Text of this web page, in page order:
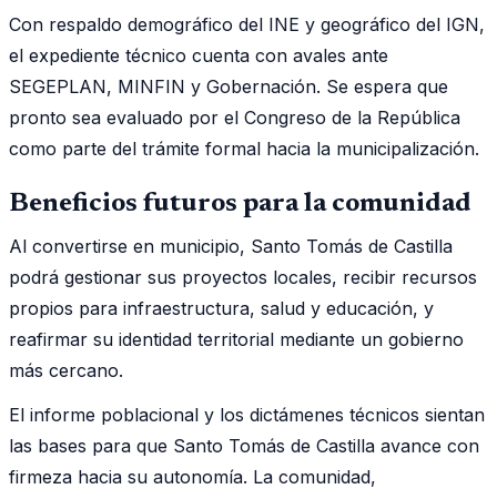
Con respaldo demográfico del INE y geográfico del IGN,
el expediente técnico cuenta con avales ante
SEGEPLAN, MINFIN y Gobernación. Se espera que
pronto sea evaluado por el Congreso de la República
como parte del trámite formal hacia la municipalización.
Beneficios futuros para la comunidad
Al convertirse en municipio, Santo Tomás de Castilla
podrá gestionar sus proyectos locales, recibir recursos
propios para infraestructura, salud y educación, y
reafirmar su identidad territorial mediante un gobierno
más cercano.
El informe poblacional y los dictámenes técnicos sientan
las bases para que Santo Tomás de Castilla avance con
firmeza hacia su autonomía. La comunidad,